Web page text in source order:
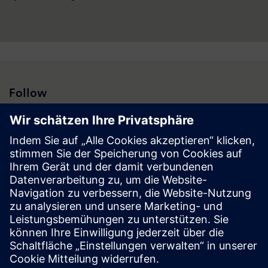
Follow
Presse | Unternehmen | Siemens
© Siemens 1996 – 2026
Impressum
Datenschutz
Cookie Richtlinien